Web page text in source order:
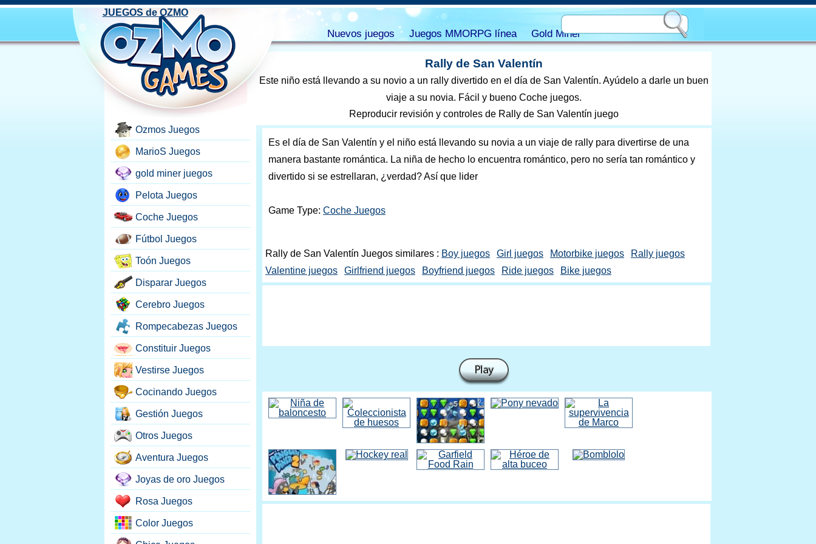
Rally de San Valentín
Este niño está llevando a su novio a un rally divertido en el día de San Valentín. Ayúdelo a darle un buen
viaje a su novia. Fácil y bueno Coche juegos.
Reproducir revisión y controles de Rally de San Valentín juego
Es el día de San Valentín y el niño está llevando su novia a un viaje de rally para divertirse de una
manera bastante romántica. La niña de hecho lo encuentra romántico, pero no sería tan romántico y
divertido si se estrellaran, ¿verdad? Así que lider
Game Type: Coche Juegos
Rally de San Valentín Juegos similares : Boy juegos Girl juegos Motorbike juegos
Rally juegos
Valentine juegos
Girlfriend juegos Boyfriend juegos Ride juegos Bike juegos
Ozmos Juegos
MarioS Juegos
gold miner juegos
Pelota Juegos
Coche Juegos
Fútbol Juegos
Toón Juegos
Disparar Juegos
Cerebro Juegos
Rompecabezas Juegos
Constituir Juegos
Vestirse Juegos
Cocinando Juegos
Gestión Juegos
Otros Juegos
Aventura Juegos
Joyas de oro Juegos
Rosa Juegos
Color Juegos
JUEGOS de OZMO
Nuevos juegos Juegos MMORPG línea Gold Miner